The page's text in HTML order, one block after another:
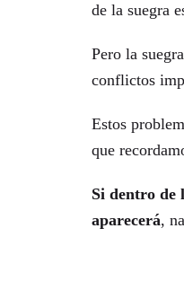
de la suegra
Pero la
conflictos
Estos
que
Si dentro de
aparecerá,